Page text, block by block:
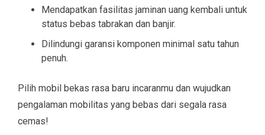
Mendapatkan fasilitas jaminan uang kembali untuk
status bebas tabrakan dan banjir.
Dilindungi garansi komponen minimal satu tahun
penuh.
Pilih mobil bekas rasa baru incaranmu dan wujudkan
pengalaman mobilitas yang bebas dari segala rasa
cemas!